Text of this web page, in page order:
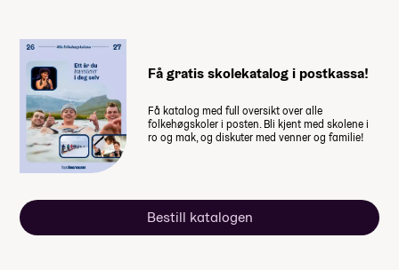
Få gratis skolekatalog i postkassa!
Få katalog med full oversikt over alle
folkehøgskoler i posten. Bli kjent med skolene i
ro og mak, og diskuter med venner og familie!
Bestill katalogen